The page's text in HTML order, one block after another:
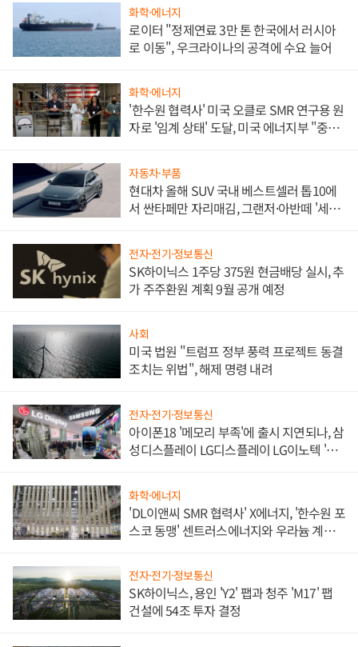
화학·에너지
로이터 "정제연료 3만 톤 한국에서 러시아
로 이동", 우크라이나의 공격에 수요 늘어
화학·에너지
'한수원 협력사' 미국 오클로 SMR 연구용 원
자로 '임계 상태' 도달, 미국 에너지부 "중요
자동차·부품
현대차 올해 SUV 국내 베스트셀러 톱10에
서 싼타페만 자리매김, 그랜저·아반떼 '세단
전자·전기·정보통신
SK하이닉스 1주당 375원 현금배당 실시, 추
가 주주환원 계획 9월 공개 예정
사회
미국 법원 "트럼프 정부 풍력 프로젝트 동결
조치는 위법", 해제 명령 내려
전자·전기·정보통신
아이폰18 '메모리 부족'에 출시 지연되나, 삼
성디스플레이 LG디스플레이 LG이노텍 '탈
화학·에너지
'DL이앤씨 SMR 협력사' X에너지, '한수원 포
스코 동맹' 센트러스에너지와 우라늄 계약
전자·전기·정보통신
SK하이닉스, 용인 'Y2' 팹과 청주 'M17' 팹
건설에 54조 투자 결정